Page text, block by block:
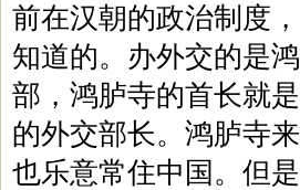
前在汉朝的政治制度
知道的。办外交的是
部，鸿胪寺的首长就
的外交部长。鸿胪寺
也乐意常住中国。但